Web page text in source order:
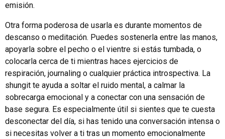
emisión.
Otra forma poderosa de usarla es durante momentos de
descanso o meditación. Puedes sostenerla entre las manos,
apoyarla sobre el pecho o el vientre si estás tumbada, o
colocarla cerca de ti mientras haces ejercicios de
respiración, journaling o cualquier práctica introspectiva. La
shungit te ayuda a soltar el ruido mental, a calmar la
sobrecarga emocional y a conectar con una sensación de
base segura. Es especialmente útil si sientes que te cuesta
desconectar del día, si has tenido una conversación intensa o
si necesitas volver a ti tras un momento emocionalmente